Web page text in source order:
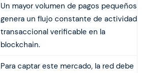
Un mayor volumen de pagos pequeños
genera un flujo constante de actividad
transaccional verificable en la
blockchain.
Para captar este mercado, la red debe